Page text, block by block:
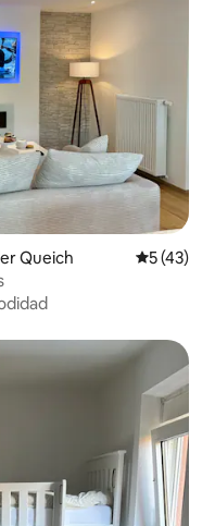
Queich
5 (43)